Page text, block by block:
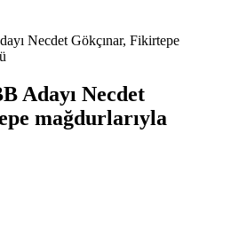
Necdet Gökçınar, Fikirtepe
Adayı Necdet
mağdurlarıyla